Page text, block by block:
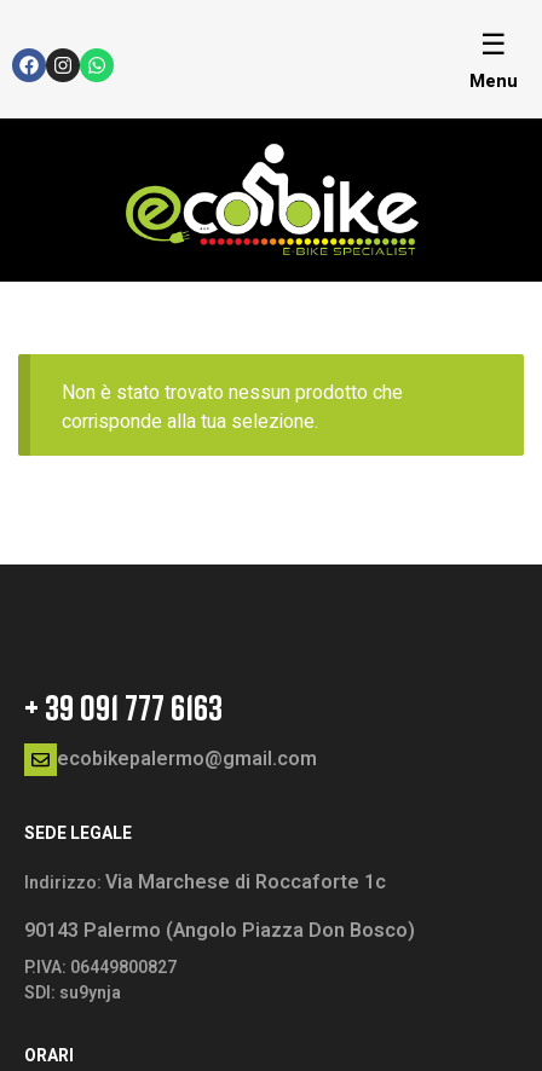
☰
Menu
Non è stato trovato nessun prodotto che
corrisponde alla tua selezione.
+ 39 091 777 6163
ecobikepalermo@gmail.com
SEDE LEGALE
Indirizzo:Via Marchese di Roccaforte 1c
90143 Palermo (Angolo Piazza Don Bosco)
P.IVA: 06449800827
SDI: su9ynja
ORARI